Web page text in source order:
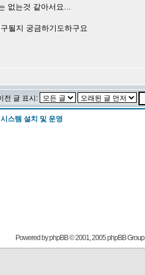
없는것 같아서요...
될지 궁금하기도하구요
전 글 표시:
시스템 설치 및 운영
Powered byphpBB© 2001, 2005 phpBB Group